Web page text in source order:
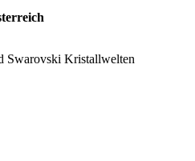
Swarovski Kristallwelten